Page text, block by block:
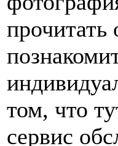
прочитать
том, что
сервис